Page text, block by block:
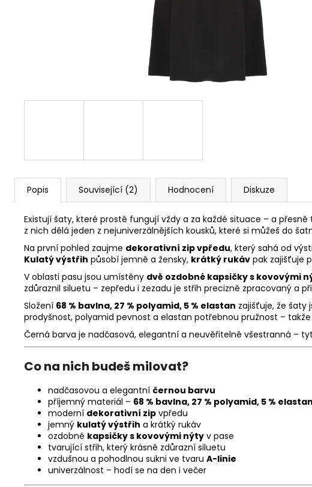
Popis Související (2) Hodnocení Diskuze
Existují šaty, které prostě fungují vždy a za každé situace – a
z nich dělá jeden z nejuniverzálnějších kousků, které si můžeš do
Na první pohled zaujme dekorativní zip vpředu, který sahá od
Kulatý výstřih působí jemně a žensky, krátký rukáv pak zajišťuje
V oblasti pasu jsou umístěny dvě ozdobné kapsičky s kovovými
zdůraznil siluetu – zepředu i zezadu je střih precizně zpracovaný a
Složení 68 % bavlna, 27 % polyamid, 5 % elastan zajišťuje, že šaty
prodyšnost, polyamid pevnost a elastan potřebnou pružnost –
Černá barva je nadčasová, elegantní a neuvěřitelně všestranná –
Co na nich budeš milovat?
nadčasovou a elegantní černou barvu
příjemný materiál – 68 % bavlna, 27 % polyamid, 5 % elastan
moderní dekorativní zip vpředu
jemný kulatý výstřih a krátký rukáv
ozdobné kapsičky s kovovými nýty v pase
tvarující střih, který krásně zdůrazní siluetu
vzdušnou a pohodlnou sukni ve tvaru A-linie
univerzálnost – hodí se na den i večer
ELEGANTNÍ KRÉMOVÁ KABELKA SE